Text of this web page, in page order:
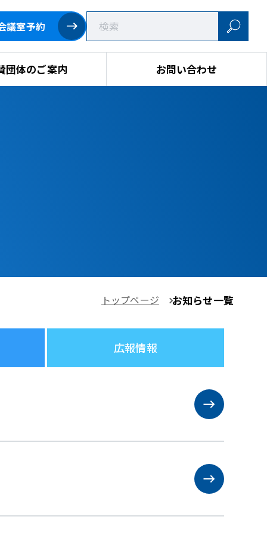
議室予約
団体のご案内 お問い合わせ
トップページ お知らせ一覧
広報情報